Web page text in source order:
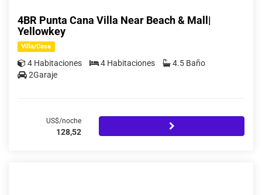
4BR Punta Cana Villa Near Beach & Mall|
Yellowkey
Villa/Casa
4 Habitaciones 4 Habitaciones
4.5 Baño
2Garaje
US$/noche
128,52